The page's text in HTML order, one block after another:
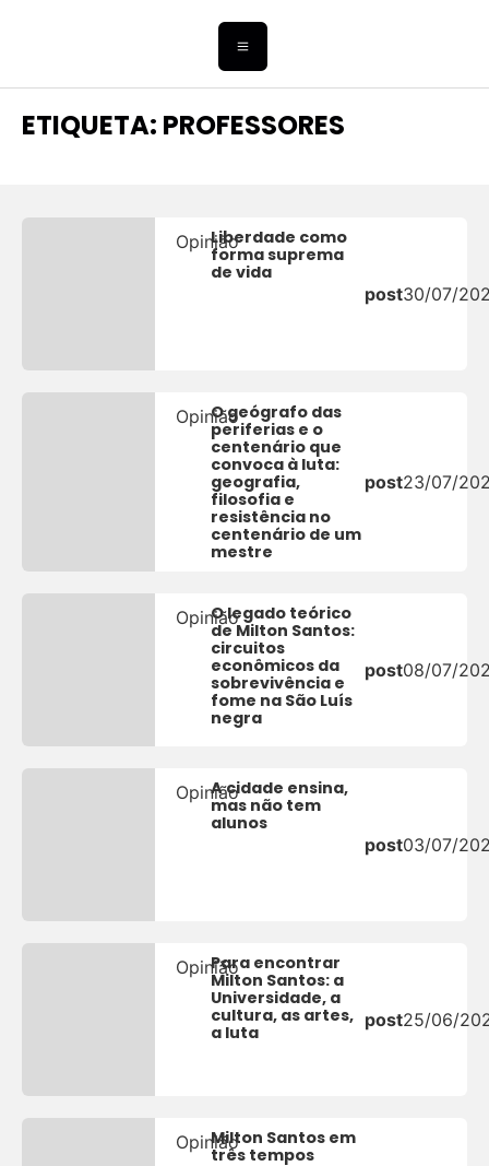
ETIQUETA: PROFESSORES
OpiniãoLiberdade como
forma suprema
de vida
post30/07/
OpiniãoO geógrafo das
periferias e o
centenário que
convoca à luta:
geografia,
filosofia e
resistência no
centenário de um
mestre
post23/07/
OpiniãoO legado teórico
de Milton Santos:
circuitos
econômicos da
sobrevivência e
fome na São Luís
negra
post08/07/
OpiniãoA cidade ensina,
mas não tem
alunos
post03/07/
OpiniãoPara encontrar
Milton Santos: a
Universidade, a
cultura, as artes,
a luta
post25/06/
OpiniãoMilton Santos em
três tempos